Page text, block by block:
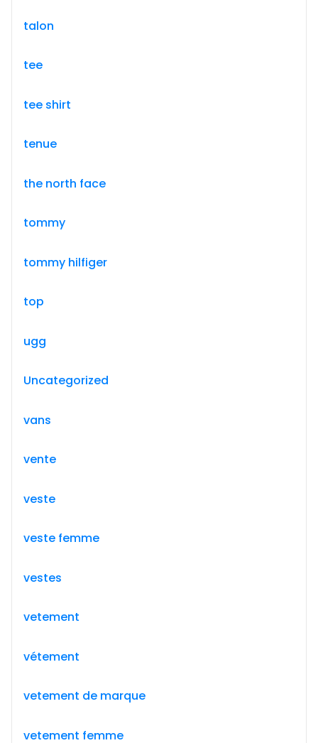
talon
tee
tee shirt
tenue
the north face
tommy
tommy hilfiger
top
ugg
Uncategorized
vans
vente
veste
veste femme
vestes
vetement
vétement
vetement de marque
vetement femme